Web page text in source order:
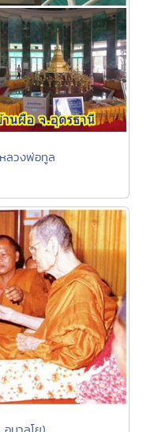
ลวงพ่อทูล